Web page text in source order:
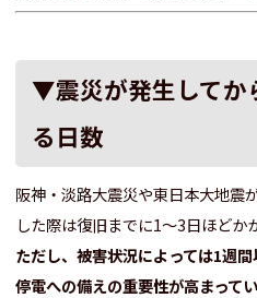
▼震災が発生してか
る日数
阪神・淡路大震災や東日本大地震
した際は復旧までに1～3日ほどか
ただし、被害状況によっては1週
停電への備えの重要性が高まってい